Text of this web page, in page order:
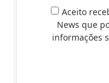
Aceito
News que
informações